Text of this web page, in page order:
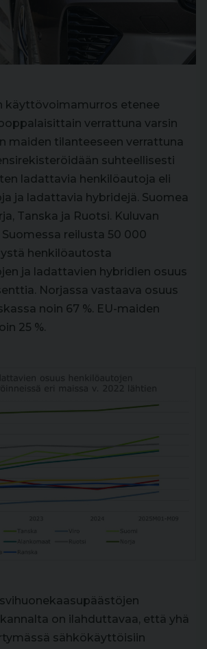
käyttövoimamurros etenee
verrattuna varsin
maiden tilanteeseen verrattuna
suhteellisesti
ladattavia henkilöautoja eli
ja ladattavia hybridejä. Suomea
Tanska ja Ruotsi. Kuluvan
reilusta 50 000
henkilöautosta
ja ladattavien hybridien osuus
Norjassa vastaava osuus
noin 67 %. EU-maiden
25 %.
on ilahduttavaa, että yhä
sähkökäyttöisiin